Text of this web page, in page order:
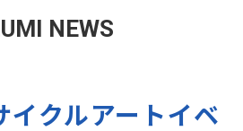
NEWS
イクルアートイベ